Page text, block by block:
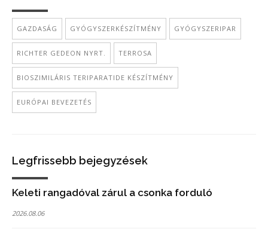
GAZDASÁG GYÓGYSZERKÉSZÍTMÉNY GYÓGYSZERIPAR
RICHTER GEDEON NYRT. TERROSA
BIOSZIMILÁRIS TERIPARATIDE KÉSZÍTMÉNY
EURÓPAI BEVEZETÉS
Legfrissebb bejegyzések
Keleti rangadóval zárul a csonka forduló
2026.08.06